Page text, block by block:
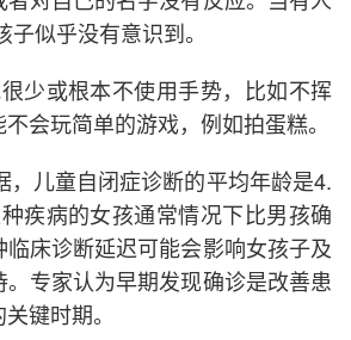
似乎没有意识到。
少或根本不使用手势，比如不挥
会玩简单的游戏，例如拍蛋糕。
，儿童自闭症诊断的平均年龄是4.
疾病的女孩通常情况下比男孩确
床诊断延迟可能会影响女孩子及
专家认为早期发现确诊是改善患
键时期。